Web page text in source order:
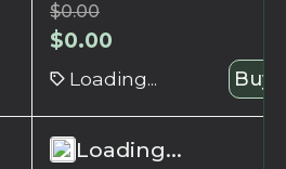
$0.00
$0.00
Loading... Buy
Loading...